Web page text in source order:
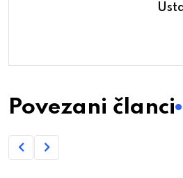
Povezani članci